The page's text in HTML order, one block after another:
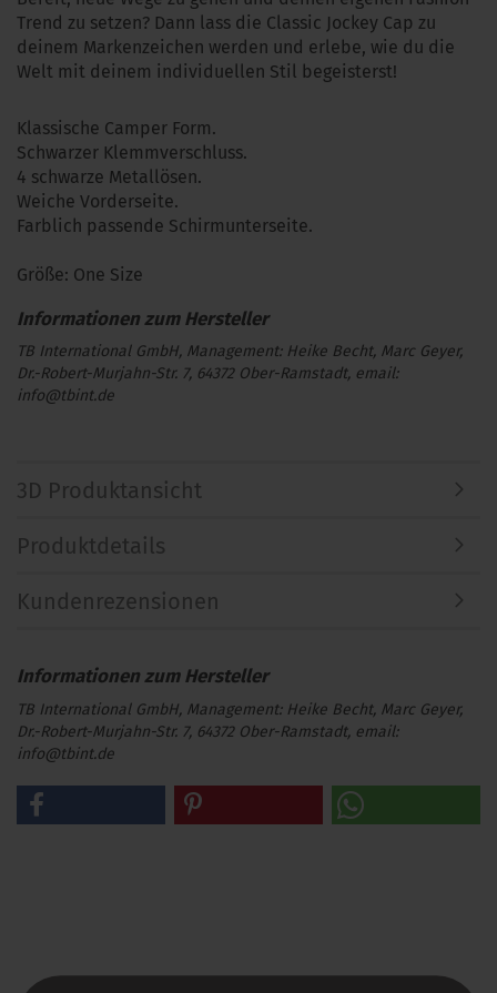
Trend zu setzen? Dann lass die Classic Jockey Cap zu
deinem Markenzeichen werden und erlebe, wie du die
Welt mit deinem individuellen Stil begeisterst!
Klassische Camper Form.
Schwarzer Klemmverschluss.
4 schwarze Metallösen.
Weiche Vorderseite.
Farblich passende Schirmunterseite.
Größe: One Size
TB International GmbH, Management: Heike Becht, Marc Geyer,
Dr.-Robert-Murjahn-Str. 7, 64372 Ober-Ramstadt, email:
info@tbint.de
3D Produktansicht
Produktdetails
Kundenrezensionen
TB International GmbH, Management: Heike Becht, Marc Geyer,
Dr.-Robert-Murjahn-Str. 7, 64372 Ober-Ramstadt, email:
info@tbint.de